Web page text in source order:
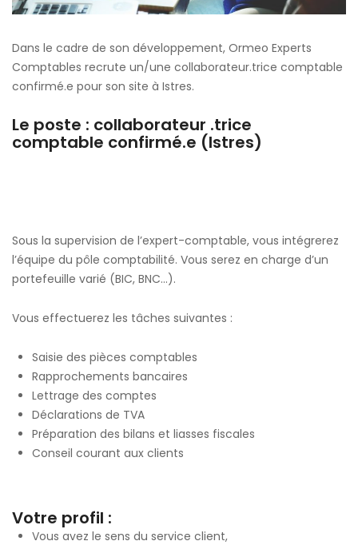
Dans le cadre de son développement, Ormeo Experts
Comptables recrute un/une collaborateur.trice comptable
confirmé.e pour son site à Istres.
Le poste : collaborateur .trice
comptable confirmé.e (Istres)
Sous la supervision de l’expert-comptable, vous intégrerez
l’équipe du pôle comptabilité. Vous serez en charge d’un
portefeuille varié (BIC, BNC…).
Vous effectuerez les tâches suivantes :
Saisie des pièces comptables
Rapprochements bancaires
Lettrage des comptes
Déclarations de TVA
Préparation des bilans et liasses fiscales
Conseil courant aux clients
Votre profil :
Vous avez le sens du service client,